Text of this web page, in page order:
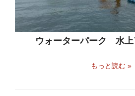
ウォーターパーク 水上
もっと読む »